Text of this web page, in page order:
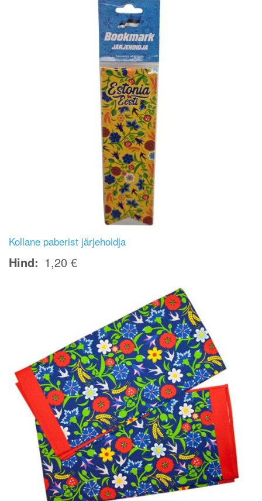
Kollane paberist järjehoidja
Hind 1,20 €